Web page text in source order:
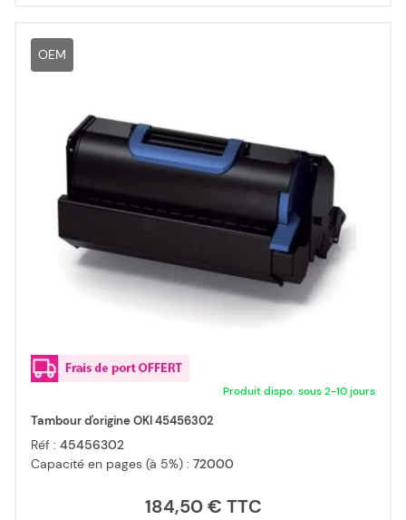
OEM
Produit dispo. sous 2-10 jours
Tambour d'origine OKI 45456302
Réf : 45456302
Capacité en pages (à 5%) : 72000
184,50 €